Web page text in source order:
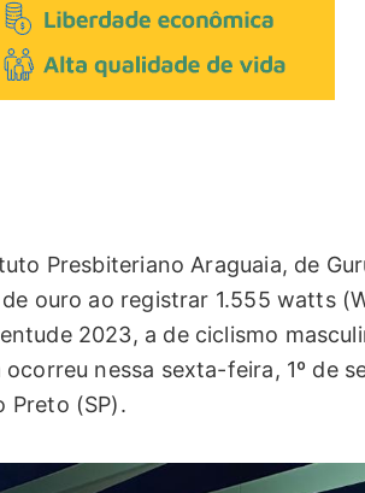
Presbiteriano Araguaia, de
ouro ao registrar 1.555 watts
2023, a de ciclismo
nessa sexta-feira, 1º de
Preto (SP).